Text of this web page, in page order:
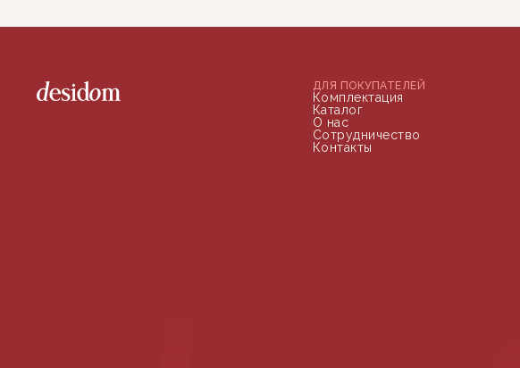
ДЛЯ ПОКУПАТЕЛЕЙ
Комплектация
Каталог
О нас
Сотрудничество
Контакты